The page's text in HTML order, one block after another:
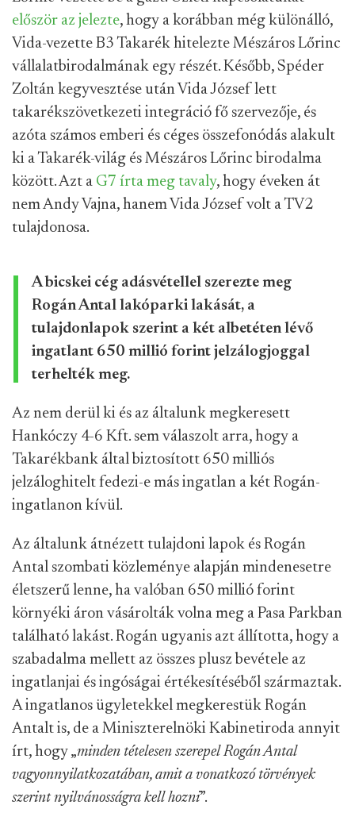
először az jelezte, hogy a korábban még különálló,
Vida-vezette B3 Takarék hitelezte Mészáros Lőrinc
vállalatbirodalmának egy részét. Később, Spéder
Zoltán kegyvesztése után Vida József lett
takarékszövetkezeti integráció fő szervezője, és
azóta számos emberi és céges összefonódás alakult
ki a Takarék-világ és Mészáros Lőrinc birodalma
között. Azt a G7 írta meg tavaly, hogy éveken át
nem Andy Vajna, hanem Vida József volt a TV2
tulajdonosa.
A bicskei cég adásvétellel szerezte meg
Rogán Antal lakóparki lakását, a
tulajdonlapok szerint a két albetéten lévő
ingatlant 650 millió forint jelzálogjoggal
terhelték meg.
Az nem derül ki és az általunk megkeresett
Hankóczy 4-6 Kft. sem válaszolt arra, hogy a
Takarékbank által biztosított 650 milliós
jelzáloghitelt fedezi-e más ingatlan a két Rogán-
ingatlanon kívül.
Az általunk átnézett tulajdoni lapok és Rogán
Antal szombati közleménye alapján mindenesetre
életszerű lenne, ha valóban 650 millió forint
környéki áron vásárolták volna meg a Pasa Parkban
található lakást. Rogán ugyanis azt állította, hogy a
szabadalma mellett az összes plusz bevétele az
ingatlanjai és ingóságai értékesítéséből származtak.
A ingatlanos ügyletekkel megkerestük Rogán
Antalt is, de a Miniszterelnöki Kabinetiroda annyit
írt, hogy „minden tételesen szerepel Rogán Antal
vagyonnyilatkozatában, amit a vonatkozó törvények
szerint nyilvánosságra kell hozni”.